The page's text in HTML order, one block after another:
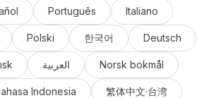
Português Italiano
Polski 한국어 Deutsch
العربية Norsk bokmål
Indonesia 繁体中文·台湾